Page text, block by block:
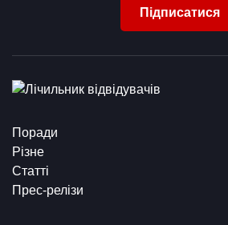
Підписатися
Поради
Різне
Статті
Прес-релізи